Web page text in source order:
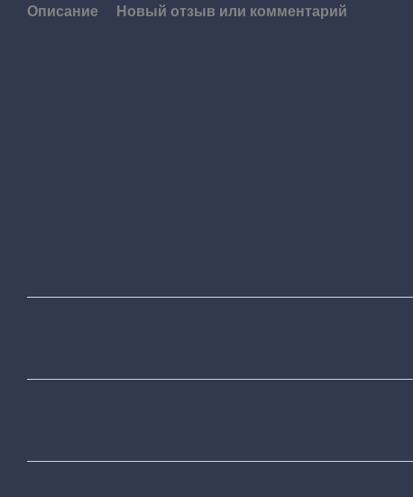
Описание Новый отзыв или комментарий